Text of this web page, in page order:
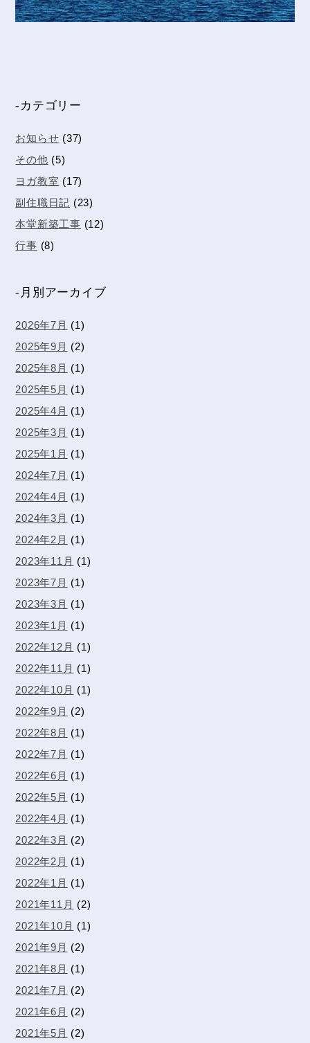
-カテゴリー
お知らせ (37)
その他 (5)
ヨガ教室 (17)
副住職日記 (23)
本堂新築工事 (12)
行事 (8)
-月別アーカイブ
2026年7月 (1)
2025年9月 (2)
2025年8月 (1)
2025年5月 (1)
2025年4月 (1)
2025年3月 (1)
2025年1月 (1)
2024年7月 (1)
2024年4月 (1)
2024年3月 (1)
2024年2月 (1)
2023年11月 (1)
2023年7月 (1)
2023年3月 (1)
2023年1月 (1)
2022年12月 (1)
2022年11月 (1)
2022年10月 (1)
2022年9月 (2)
2022年8月 (1)
2022年7月 (1)
2022年6月 (1)
2022年5月 (1)
2022年4月 (1)
2022年3月 (2)
2022年2月 (1)
2022年1月 (1)
2021年11月 (2)
2021年10月 (1)
2021年9月 (2)
2021年8月 (1)
2021年7月 (2)
2021年6月 (2)
2021年5月 (2)